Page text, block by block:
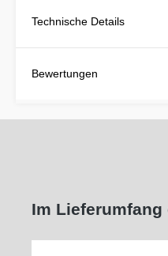
Technische Details
Bewertungen
Im Lieferumfang